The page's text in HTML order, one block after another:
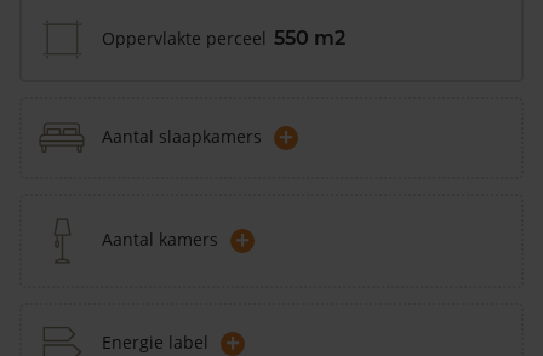
Oppervlakte perceel 550 m2
Aantal slaapkamers +
Aantal kamers +
Energie label +